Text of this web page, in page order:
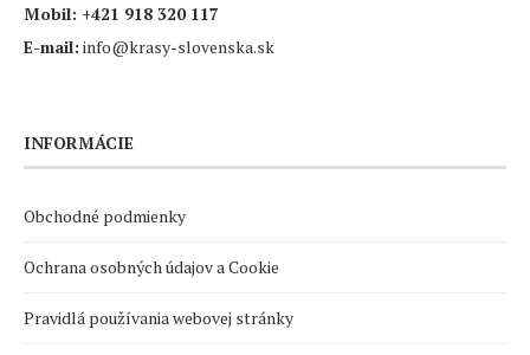
Mobil: +421 918 320 117
E-mail: info@krasy-slovenska.sk
INFORMÁCIE
Obchodné podmienky
Ochrana osobných údajov a Cookie
Pravidlá používania webovej stránky